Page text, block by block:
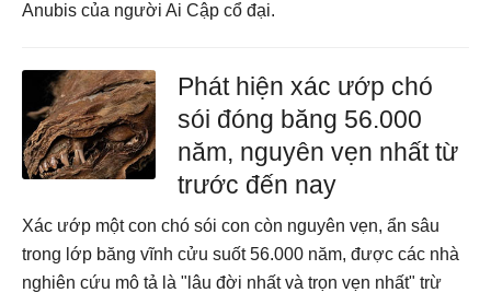
Anubis của người Ai Cập cổ đại.
Phát hiện xác ướp chó
sói đóng băng 56.000
năm, nguyên vẹn nhất từ
trước đến nay
Xác ướp một con chó sói con còn nguyên vẹn, ẩn sâu
trong lớp băng vĩnh cửu suốt 56.000 năm, được các nhà
nghiên cứu mô tả là "lâu đời nhất và trọn vẹn nhất" trừ